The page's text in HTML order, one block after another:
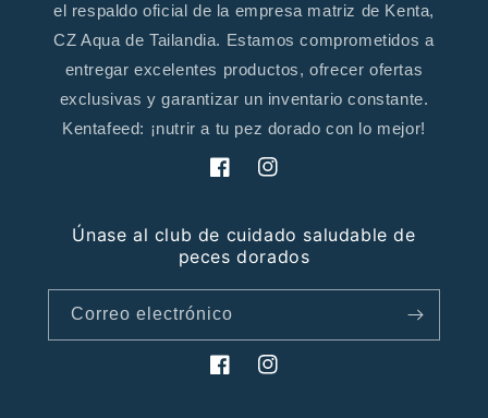
el respaldo oficial de la empresa matriz de Kenta,
CZ Aqua de Tailandia. Estamos comprometidos a
entregar excelentes productos, ofrecer ofertas
exclusivas y garantizar un inventario constante.
Kentafeed: ¡nutrir a tu pez dorado con lo mejor!
FacebookInstagram
Únase al club de cuidado saludable de
peces dorados
Correo electrónico
FacebookInstagram